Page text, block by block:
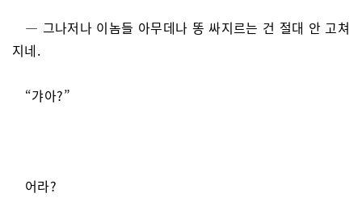
― 그나저나 이놈들 아무데나 똥 싸지르는 건 절대 안 고쳐
지네.
“갸아?”
어라?